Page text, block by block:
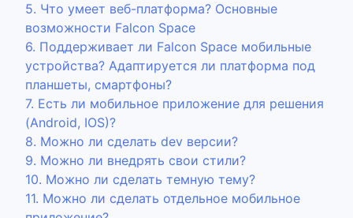
5. Что умеет веб-платформа? Основные
возможности Falcon Space
6. Поддерживает ли Falcon Space мобильные
устройства? Адаптируется ли платформа под
планшеты, смартфоны?
7. Есть ли мобильное приложение для решения
(Android, IOS)?
8. Можно ли сделать dev версии?
9. Можно ли внедрять свои стили?
10. Можно ли сделать темную тему?
11. Можно ли сделать отдельное мобильное